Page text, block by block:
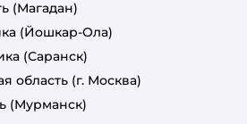
(Магадан)
(Йошкар-Ола)
(Саранск)
область (г. Москва)
(Мурманск)